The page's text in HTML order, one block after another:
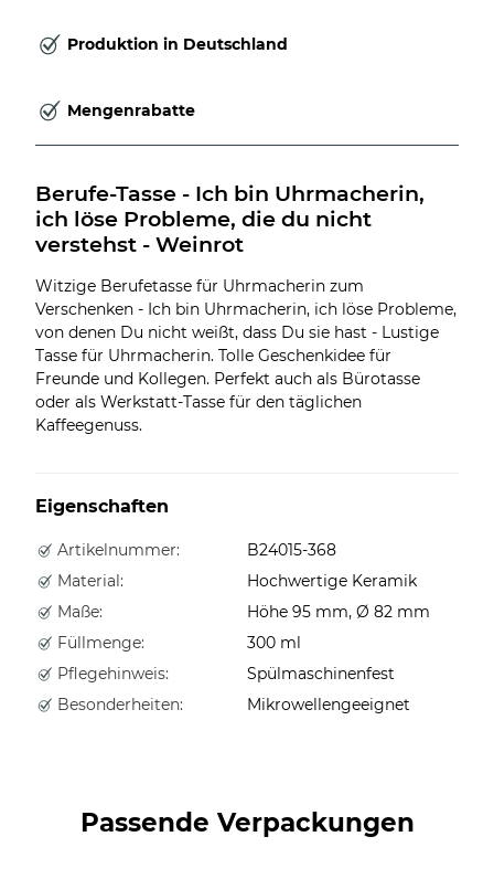
Produktion in Deutschland
Mengenrabatte
Berufe-Tasse - Ich bin Uhrmacherin,
ich löse Probleme, die du nicht
verstehst - Weinrot
Witzige Berufetasse für Uhrmacherin zum
Verschenken - Ich bin Uhrmacherin, ich löse Probleme,
von denen Du nicht weißt, dass Du sie hast - Lustige
Tasse für Uhrmacherin. Tolle Geschenkidee für
Freunde und Kollegen. Perfekt auch als Bürotasse
oder als Werkstatt-Tasse für den täglichen
Kaffeegenuss.
Eigenschaften
Artikelnummer:
B24015-368
Material:
Hochwertige Keramik
Maße:
Höhe 95 mm, Ø 82 mm
Füllmenge:
300 ml
Pflegehinweis:
Spülmaschinenfest
Besonderheiten:
Mikrowellengeeignet
Passende Verpackungen